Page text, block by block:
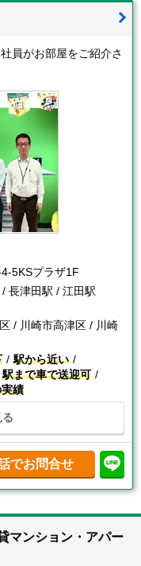
員がお部屋をご紹介さ
5KSプラザ1F
長津田駅 / 江田駅
/ 川崎市高津区 / 川崎
駅から近い
駅まで車で送迎可
績
でお問合せ
マンション・アパー